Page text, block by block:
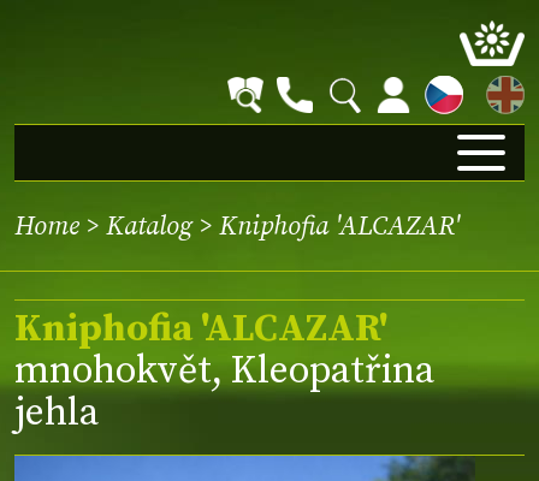
EN
Home > Katalog> Kniphofia 'ALCAZAR'
Kniphofia 'ALCAZAR'
mnohokvět, Kleopatřina
jehla